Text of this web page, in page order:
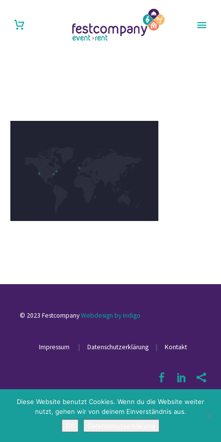
© 2023 FestcompanyWebdesign by Indigo
Impressum | Datenschutzerklärung | Kontakt
Diese Website benutzt Cookies. Wenn du die Website weiter
nutzt, gehen wir von deinem Einverständnis aus.